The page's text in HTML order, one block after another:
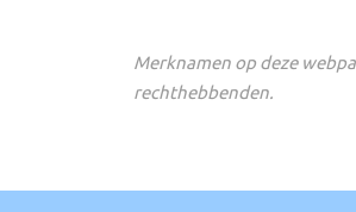
Merknamen op deze
rechthebbenden.